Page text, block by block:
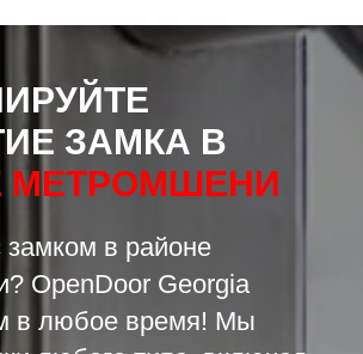
ЗАМКА В
МЕТРОМШЕНИ
в районе
OpenDoor Georgia
в любое время! Мы